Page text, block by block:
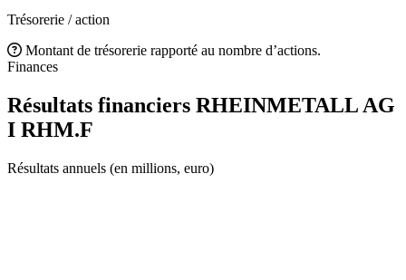
Trésorerie / action
Montant de trésorerie rapporté au nombre d’actions.
Finances
Résultats financiers RHEINMETALL AG
I RHM.F
Résultats annuels (en millions, euro)